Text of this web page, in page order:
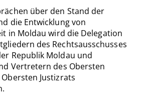
über den Stand der
die Entwicklung von
in Moldau wird die Delegation
des Rechtsausschusses
Republik Moldau und
Vertretern des Obersten
Justizrats